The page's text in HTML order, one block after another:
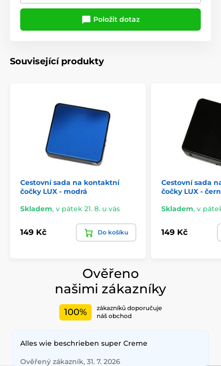
Položit dotaz
Související produkty
Cestovní sada na kontaktní
čočky LUX - modrá
Skladem, v pátek 21. 8. u vás
149 Kč Do košíku
Cestovní sada
čočky LUX -
Skladem, v
149 Kč
Ověřeno
našimi zákazníky
100%
zákazníků doporučuje
náš obchod
Alles wie beschrieben super Creme
Ověřený zákazník, 31. 7. 2026